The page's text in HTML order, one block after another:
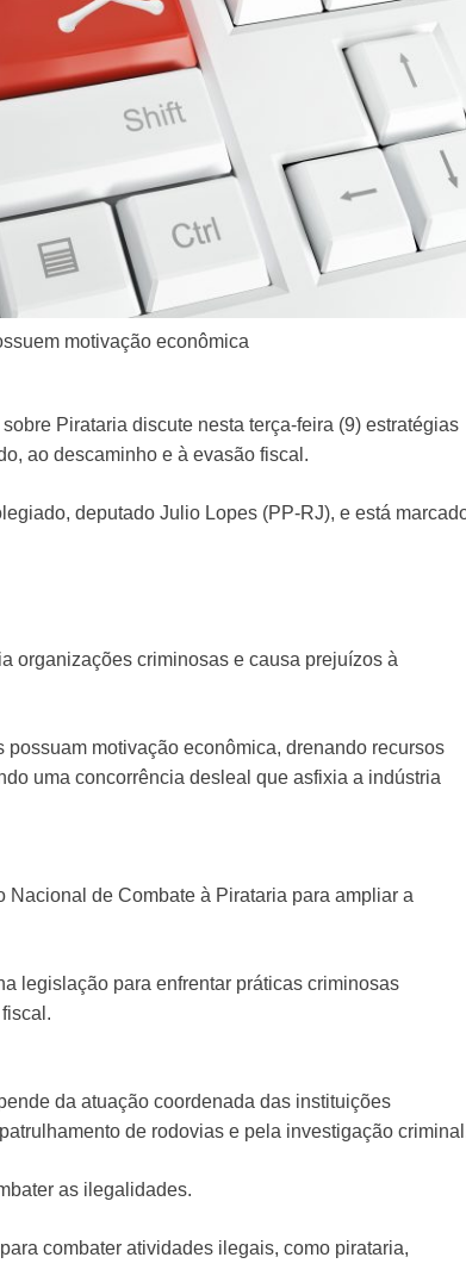
motivação econômica
Pirataria discute nesta terça-feira (9) estratégias
ao descaminho e à evasão fiscal.
deputado Julio Lopes (PP-RJ), e está
organizações criminosas e causa prejuízos à
motivação econômica, drenando recursos
uma concorrência desleal que asfixia a indústria
de Combate à Pirataria para ampliar a
legislação para enfrentar práticas criminosas
da atuação coordenada das instituições
de rodovias e pela investigação
as ilegalidades.
combater atividades ilegais, como pirataria,